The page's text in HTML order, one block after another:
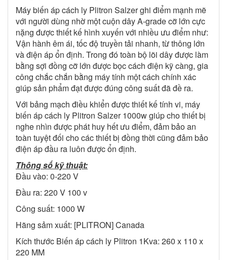
Máy biến áp cách ly Plitron Salzer ghi điểm mạnh mẽ
với người dùng nhờ một cuộn dây A-grade cỡ lớn cực
nặng được thiết kế hình xuyến với nhiều ưu điểm như:
Vận hành êm ái, tốc độ truyền tải nhanh, từ thông lớn
và điện áp ổn định. Trong đó toàn bộ lõi dây được làm
bằng sợi đồng cỡ lớn được bọc cách điện kỹ càng, gia
công chắc chắn bằng máy tính một cách chính xác
giúp sản phẩm đạt được đúng công suất đã đề ra.
Với bảng mạch điều khiển được thiết kế tính vi, máy
biến áp cách ly Plitron Salzer 1000w giúp cho thiết bị
nghe nhìn được phát huy hết ưu điểm, đảm bảo an
toàn tuyệt đối cho các thiết bị đồng thời cũng đảm bảo
điện áp đầu ra luôn được ổn định.
Thông số kỹ thuật:
Đầu vào: 0-220 V
Đầu ra: 220 V 100 v
Công suất: 1000 W
Hãng sảm xuất: [PLITRON] Canada
Kích thước Biến áp cách ly Plitron 1Kva: 260 x 110 x
220 MM